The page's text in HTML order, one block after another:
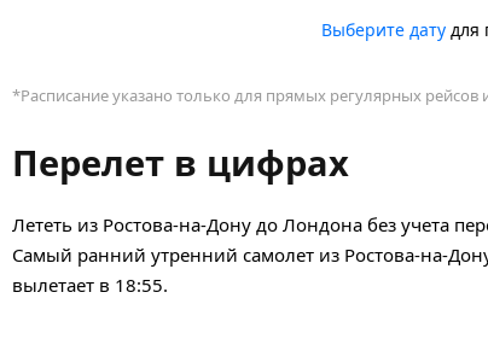
Выберите датудля
*Расписание указано только для прямых регулярных рейсов
Перелет в цифрах
Лететь из Ростова-на-Дону до Лондона без учета
Самый ранний утренний самолет из Ростова-на-
вылетает в 18:55.